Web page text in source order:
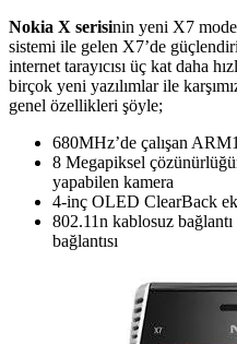
Nokia X serisinin yeni X7
sistemi ile gelen X7’de
internet tarayıcısı üç kat daha
birçok yeni yazılımlar ile
genel özellikleri şöyle;
680MHz’de çalışan
8 Megapiksel
yapabilen kamera
4-inç OLED ClearBack
802.11n kablosuz
bağlantısı